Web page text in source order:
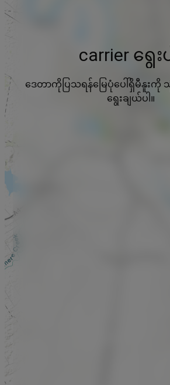
carrier ရွေး
ဒေတာကိုပြသရန်မြေပုံပေါ်ရှိမီနူးကို
ရွေးချယ်ပါ။